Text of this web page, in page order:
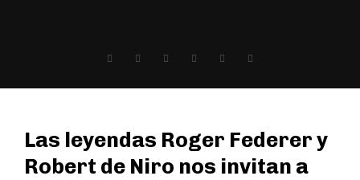
Las leyendas Roger Federer y
Robert de Niro nos invitan a